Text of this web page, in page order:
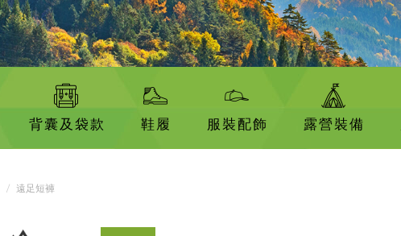
背囊及袋款 鞋履 服裝配飾 露營裝備
遠足短褲